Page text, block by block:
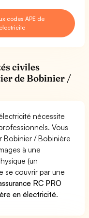
codes APE de
civiles
de Bobinier /
nécessite
Vous
Bobinier / Bobinière
à une
(un
se couvrir par une
RC PRO
en électricité.